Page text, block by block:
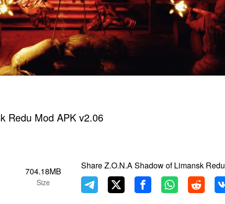
Redu Mod APK v2.06
704.18MB
Size
Share Z.O.N.A Shadow of Limansk Redu